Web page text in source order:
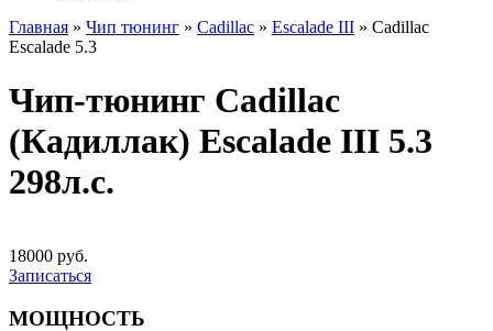
Главная » Чип тюнинг » Cadillac » Escalade III » Cadillac
Escalade 5.3
Чип-тюнинг Cadillac
(Кадиллак) Escalade III 5.3
298л.с.
18000 руб.
Записаться
МОЩНОСТЬ